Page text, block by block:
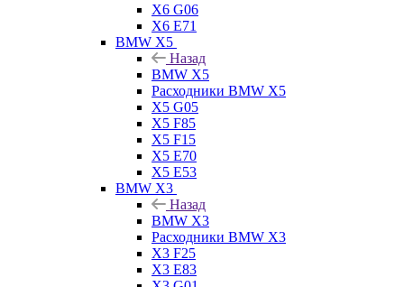
X6 G06
X6 E71
BMW X5
Назад
BMW X5
Расходники BMW X5
X5 G05
X5 F85
X5 F15
X5 E70
X5 E53
BMW X3
Назад
BMW X3
Расходники BMW X3
X3 F25
X3 E83